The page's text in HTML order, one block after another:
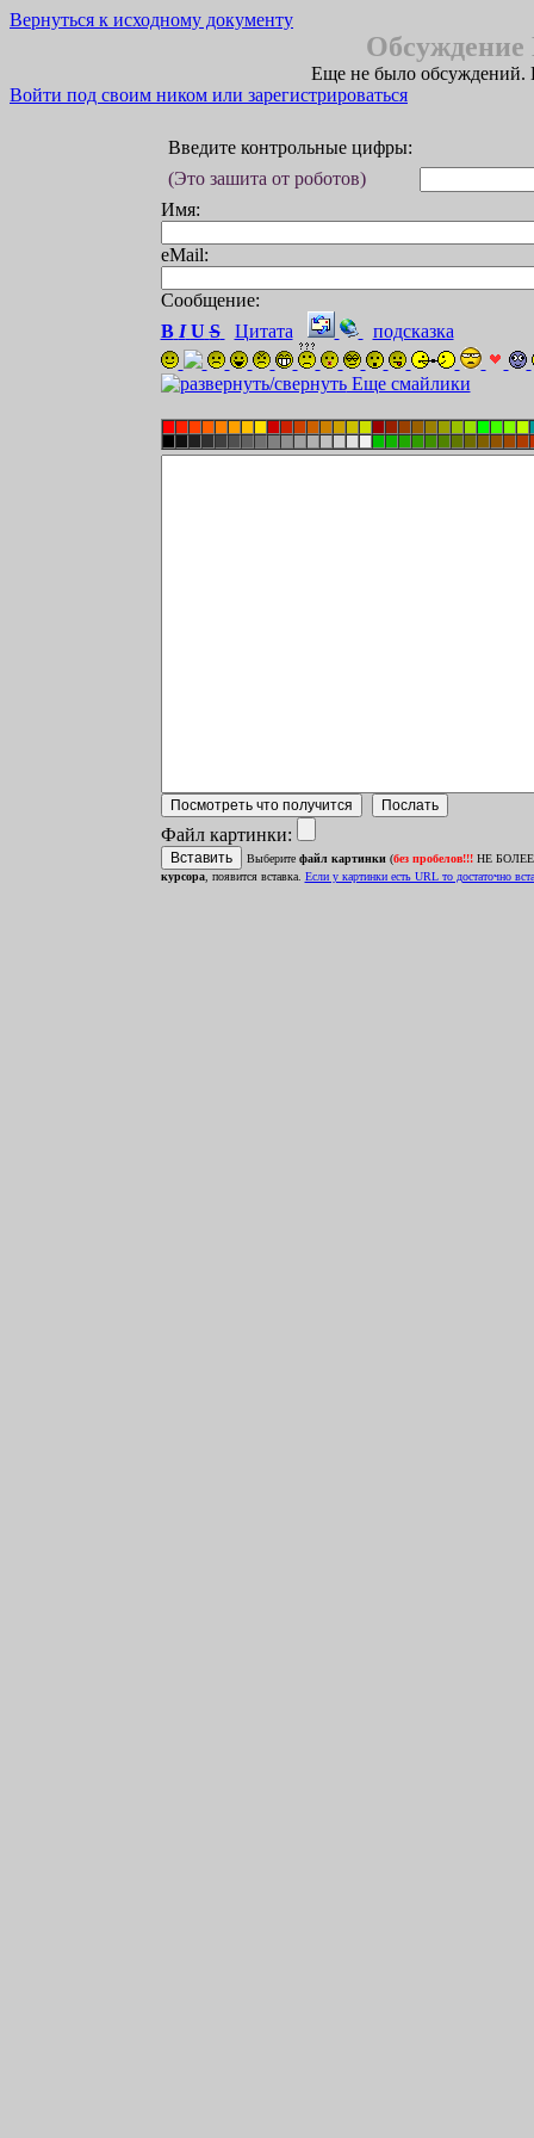
Вернуться к исходному документу
Еще не было обсуждений.
Войти под своим ником или зарегистрироваться
Введите контрольные цифры:
(Это зашита от роботов)
Имя:
eMail:
Сообщение:
B I U S Цитата подсказка
Еще смайлики
Файл картинки:
Выберите файл картинки(без пробелов!!!НЕ БОЛЕЕ
курсора, появится вставка. Ecли у картинки есть URL то достаточно